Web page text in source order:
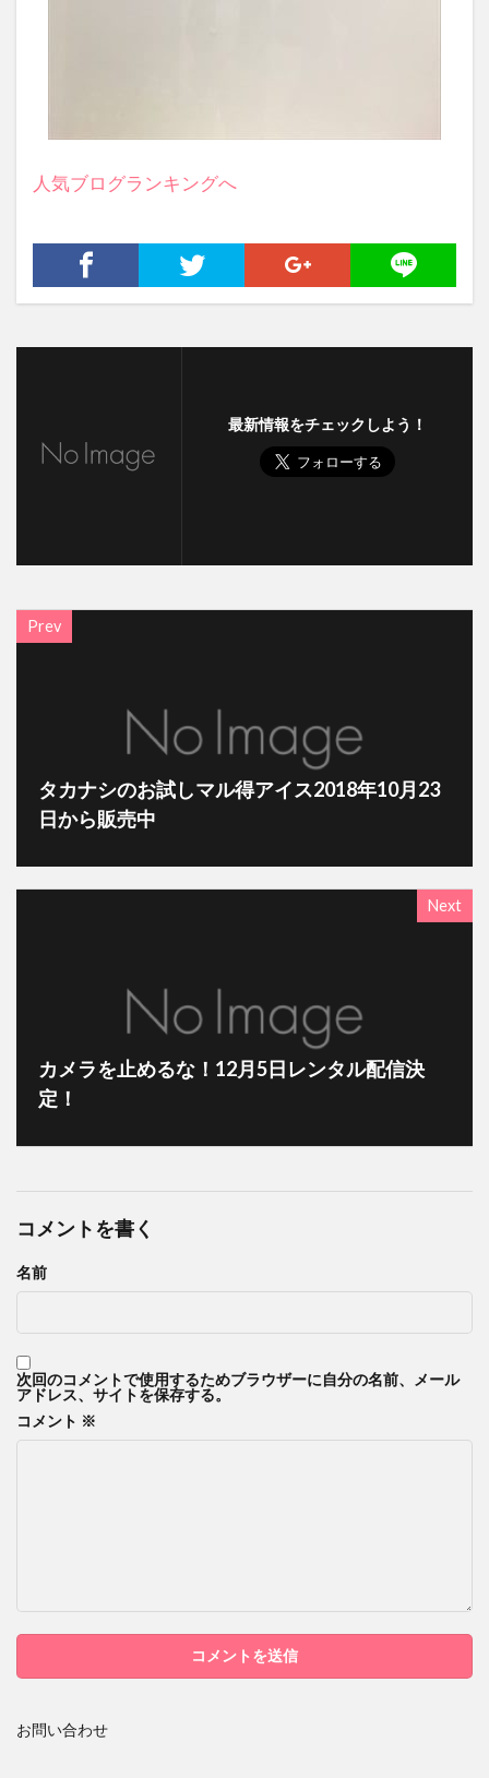
人気ブログランキングへ
最新情報をチェックしよう！
Prev
タカナシのお試しマル得アイス2018年10月23
日から販売中
Next
カメラを止めるな！12月5日レンタル配信決
定！
コメントを書く
名前
次回のコメントで使用するためブラウザーに自分の名前、メール
アドレス、サイトを保存する。
コメント ※
お問い合わせ